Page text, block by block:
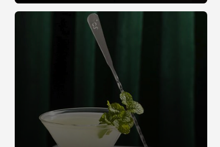
Mostra traz diversas tendências de decor que
podem ser utilizadas no dia a dia.